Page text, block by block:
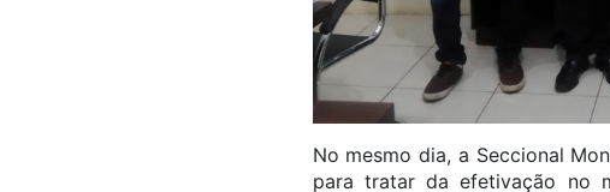
No mesmo dia, a Seccional
para tratar da efetivação no